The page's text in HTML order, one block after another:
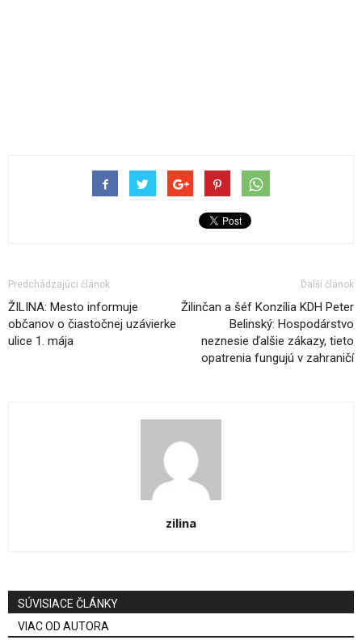
Predchádzajúci článok
ŽILINA: Mesto informuje
občanov o čiastočnej uzávierke
ulice 1. mája
Ďalší článok
Žilinčan a šéf Konzília KDH Peter
Belinský: Hospodárstvo
neznesie ďalšie zákazy, tieto
opatrenia fungujú v zahraničí
zilina
SÚVISIACE ČLÁNKY
VIAC OD AUTORA